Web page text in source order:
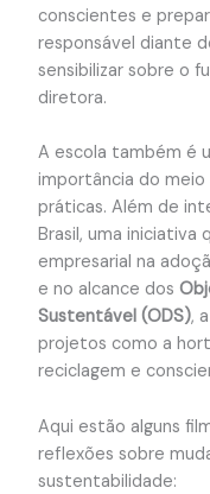
conscientes e
responsável diante
sensibilizar sobre o
diretora.
A escola também é
importância do
práticas. Além de
Brasil, uma iniciativa
empresarial na
e no alcance dos
Sustentável (ODS),
projetos como a
reciclagem e
Aqui estão alguns
reflexões sobre
sustentabilidade: